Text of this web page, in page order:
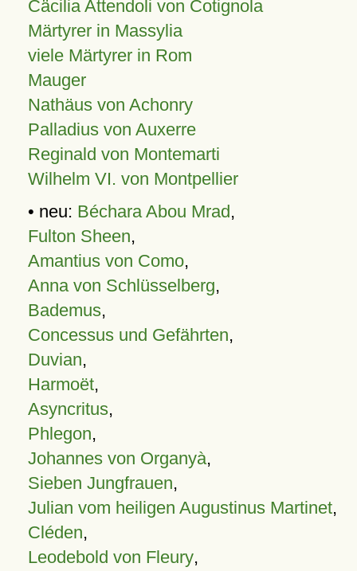
Cäcilia Attendoli von Cotignola
Märtyrer in Massylia
viele Märtyrer in Rom
Mauger
Nathäus von Achonry
Palladius von Auxerre
Reginald von Montemarti
Wilhelm VI. von Montpellier
• neu: Béchara Abou Mrad,
Fulton Sheen,
Amantius von Como,
Anna von Schlüsselberg,
Bademus,
Concessus und Gefährten,
Duvian,
Harmoët,
Asyncritus,
Phlegon,
Johannes von Organyà,
Sieben Jungfrauen,
Julian vom heiligen Augustinus Martinet,
Cléden,
Leodebold von Fleury,